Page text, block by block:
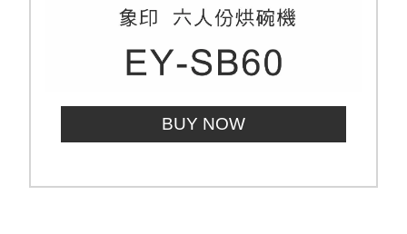
BUY NOW